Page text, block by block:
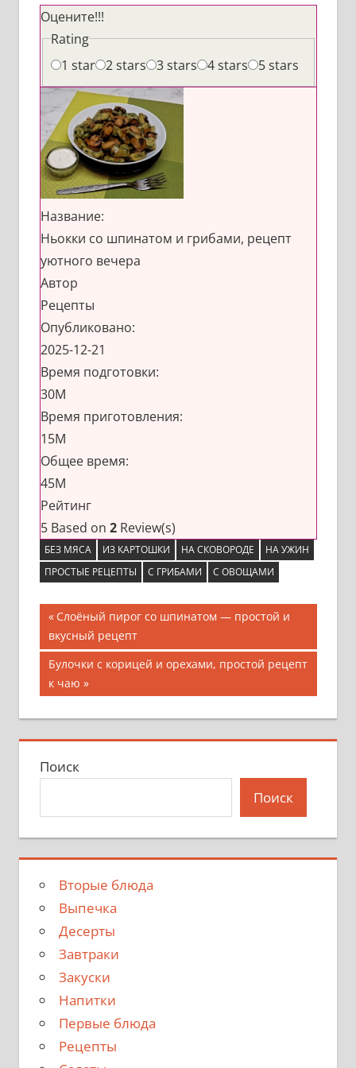
Оцените!!!
Rating
1 star 2 stars 3 stars 4 stars 5 stars
Название:
Ньокки со шпинатом и грибами, рецепт
уютного вечера
Автор
Рецепты
Опубликовано:
2025-12-21
Время подготовки:
30M
Время приготовления:
15M
Общее время:
45M
Рейтинг
5Based on 2 Review(s)
БЕЗ МЯСА ИЗ КАРТОШКИ НА СКОВОРОДЕ
НА УЖИН
ПРОСТЫЕ РЕЦЕПТЫ
С ГРИБАМИ С ОВОЩАМИ
Навигация
по
записям
Предыдущая
запись;
Слоёный пирог со шпинатом — простой и
вкусный рецепт
Следующая
запись:
Булочки с корицей и орехами, простой рецепт
к чаю
Поиск
Поиск
Вторые блюда
Выпечка
Десерты
Завтраки
Закуски
Напитки
Первые блюда
Рецепты